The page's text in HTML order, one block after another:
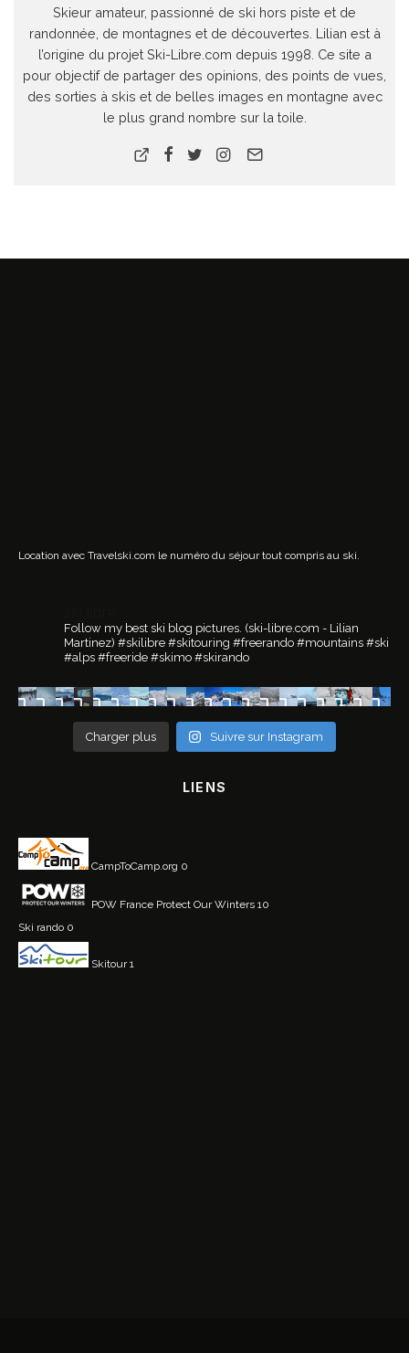
Skieur amateur, passionné de ski hors piste et de
randonnée, de montagnes et de découvertes. Lilian est à
l’origine du projet Ski-Libre.com depuis 1998. Ce site a
pour objectif de partager des opinions, des points de vues,
des sorties à skis et de belles images en montagne avec
le plus grand nombre sur la toile.
Location avec Travelski.com le numéro du séjour tout compris au ski.
Follow my best ski blog pictures. (ski-libre.com - Lilian
Martinez) #skilibre #skitouring #freerando #mountains #ski
#alps #freeride #skimo #skirando
Charger plus Suivre sur Instagram
LIENS
CampToCamp.org 0
POW France Protect Our Winters 10
Ski rando 0
Skitour1